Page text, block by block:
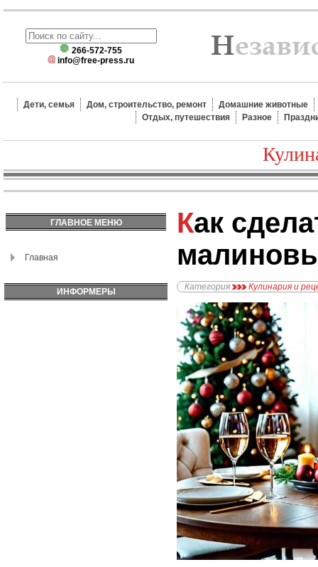
266-572-755
info@free-press.ru
Дети, семья Дом, строительство, ремонт
Домашние животные
Отдых, путешествия
Разное
ГЛАВНОЕ МЕНЮ
Главная
ИНФОРМЕРЫ
Как сделать торт с
Категория Кулинария и